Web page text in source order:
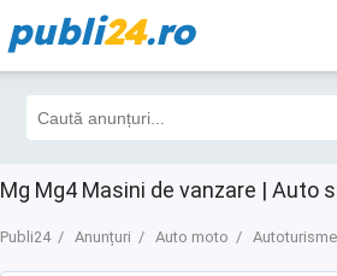
publi24.ro
Mg Mg4 Masini de vanzare | Auto
Publi24 Anunțuri Auto moto Autoturisme
Filtre 3 Toate
7